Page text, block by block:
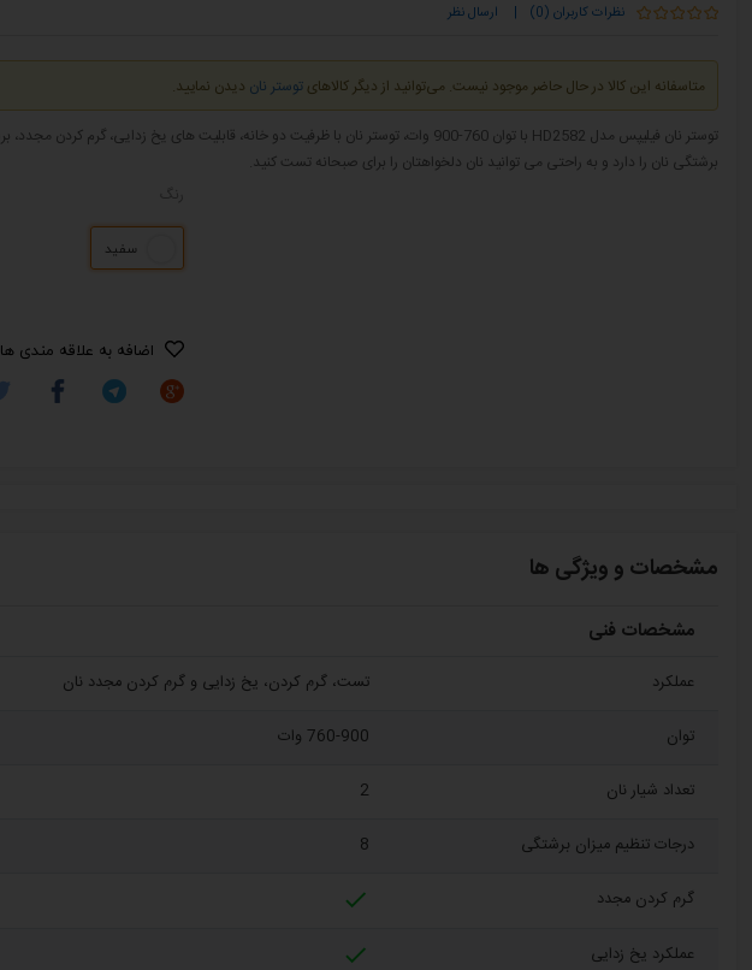
نظرات کاربران (0) | ارسال نظر
متاسفانه این کالا در حال حاضر موجود نیست. می‌توانید از دیگر کالاهایتوستر نان دیدن نمایید.
برشتگی نان را دارد و به راحتی می توانید نان دلخواهتان را برای صبحانه تست کنید.
سفید
اضافه به علاقه مندی ها
مشخصات و ویژگی ها
مشخصات فنی
عملکرد تست، گرم کردن، یخ زدایی و گرم کردن مجدد نان
توان 760-900 وات
تعداد شیار نان 2
درجات تنظیم میزان برشتگی 8
گرم کردن مجدد 
عملکرد یخ زدایی 